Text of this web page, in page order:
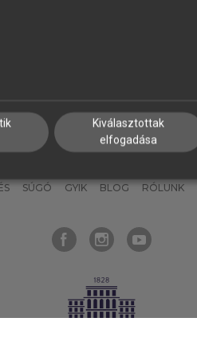
SÚGÓ GYIK BLOG RÓLUNK
Kiválasztottak
elfogadása